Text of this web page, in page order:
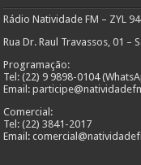
Rádio Natividade FM – ZYL
Rua Dr. Raul Travassos, 01 –
Programação:
Tel: (22) 9 9898-0104
Email:
Comercial:
Tel: (22) 3841-2017
Email: